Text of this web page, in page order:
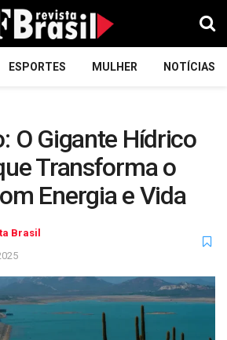
ESPORTES MULHER NOTÍCIAS
O Gigante Hídrico
Transforma o
Energia e Vida
Brasil